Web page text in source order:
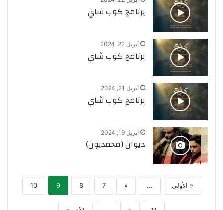
برنامج كوب شاي
أبريل 22, 2024
برنامج كوب شاي
أبريل 21, 2024
برنامج كوب شاي
أبريل 19, 2024
ديوان (محمديون)
« الأولى ...
«
7
8
9
10